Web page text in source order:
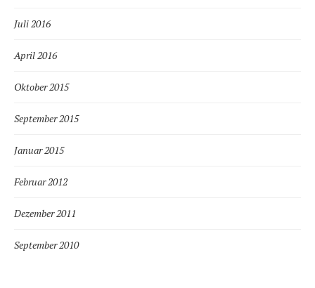
Juli 2016
April 2016
Oktober 2015
September 2015
Januar 2015
Februar 2012
Dezember 2011
September 2010